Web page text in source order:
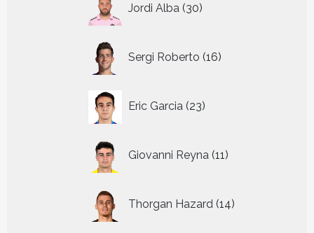
Jordi Alba 30
producten
Sergi Roberto 16
producten
Eric Garcia 23
producten
Giovanni Reyna 11
producten
Thorgan Hazard 14
producten